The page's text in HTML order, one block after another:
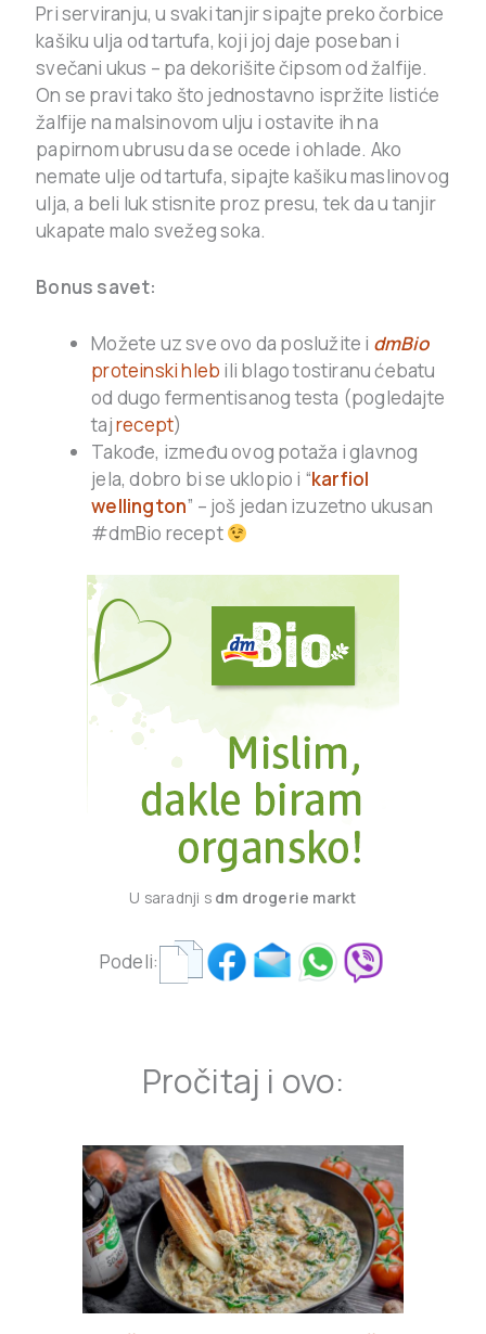
Pri serviranju, u svaki tanjir sipajte preko čorbice
kašiku ulja od tartufa, koji joj daje poseban i
svečani ukus – pa dekorišite čipsom od žalfije.
On se pravi tako što jednostavno ispržite listiće
žalfije na malsinovom ulju i ostavite ih na
papirnom ubrusu da se ocede i ohlade. Ako
nemate ulje od tartufa, sipajte kašiku maslinovog
ulja, a beli luk stisnite proz presu, tek da u tanjir
ukapate malo svežeg soka.
Bonus savet:
Možete uz sve ovo da poslužite i dmBio
proteinski hleb ili blago tostiranu ćebatu
od dugo fermentisanog testa (pogledajte
tajrecept)
Takođe, između ovog potaža i glavnog
jela, dobro bi se uklopio i “karfiol
wellington” – još jedan izuzetno ukusan
#dmBio recept
U saradnji s dm drogerie markt
Podeli:
Pročitaj i ovo: